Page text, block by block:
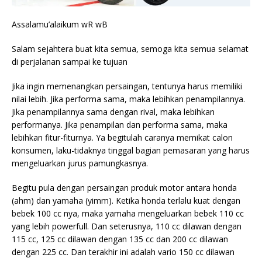
Assalamu’alaikum wR wB
Salam sejahtera buat kita semua, semoga kita semua selamat
di perjalanan sampai ke tujuan
Jika ingin memenangkan persaingan, tentunya harus memiliki
nilai lebih. Jika performa sama, maka lebihkan penampilannya.
Jika penampilannya sama dengan rival, maka lebihkan
performanya. Jika penampilan dan performa sama, maka
lebihkan fitur-fiturnya. Ya begitulah caranya memikat calon
konsumen, laku-tidaknya tinggal bagian pemasaran yang harus
mengeluarkan jurus pamungkasnya.
Begitu pula dengan persaingan produk motor antara honda
(ahm) dan yamaha (yimm). Ketika honda terlalu kuat dengan
bebek 100 cc nya, maka yamaha mengeluarkan bebek 110 cc
yang lebih powerfull. Dan seterusnya, 110 cc dilawan dengan
115 cc, 125 cc dilawan dengan 135 cc dan 200 cc dilawan
dengan 225 cc. Dan terakhir ini adalah vario 150 cc dilawan